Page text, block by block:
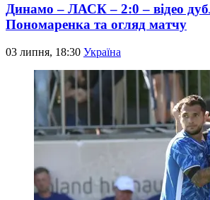
Динамо – ЛАСК – 2:0 – відео
Пономаренка та огляд матчу
03 липня, 18:30 Україна